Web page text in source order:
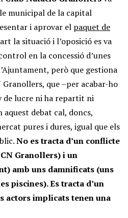
municipal de la capital
i aprovar el paquet de
la situació i l’oposició es va
en la concessió d’unes
però que gestiona
que –per acabar-ho
de lucre ni ha repartit ni
debat cal, doncs,
pures i dures, igual que els
No es tracta d’un conflicte
Granollers) i un
amb uns damnificats (uns
piscines). Es tracta d’un
actors implicats tenen una